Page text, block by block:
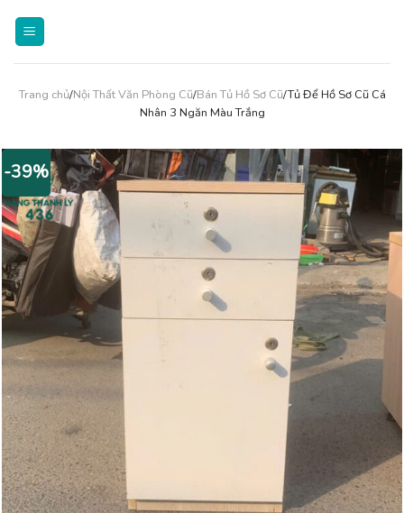
Trang chủ/Nội Thất Văn Phòng Cũ/Bán Tủ Hồ Sơ Cũ/Tủ Để Hồ Sơ Cũ Cá
Nhân 3 Ngăn Màu Trắng
-39%